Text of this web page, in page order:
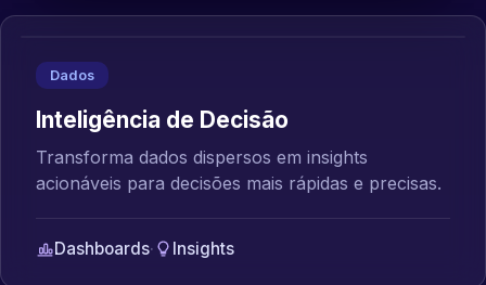
Dados
Inteligência de Decisão
Transforma dados dispersos em insights
acionáveis para decisões mais rápidas e precisas.
Dashboards· Insights